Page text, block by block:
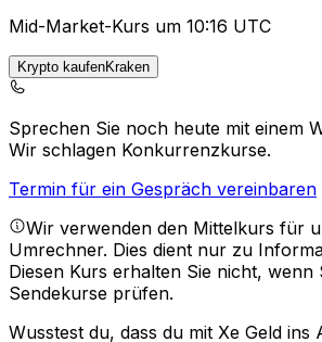
Mid-Market-Kurs um 10:16 UTC
Krypto kaufenKraken
Sprechen Sie noch heute mit einem
Wir schlagen Konkurrenzkurse.
Termin für ein Gespräch vereinbaren
Wir verwenden den Mittelkurs für
Umrechner. Dies dient nur zu
Diesen Kurs erhalten Sie nicht, wenn
Sendekurse prüfen.
Wusstest du, dass du mit Xe Geld ins